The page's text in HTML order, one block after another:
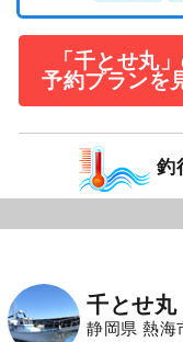
「千とせ丸
予約プランを
釣
千とせ丸
静岡県 熱海